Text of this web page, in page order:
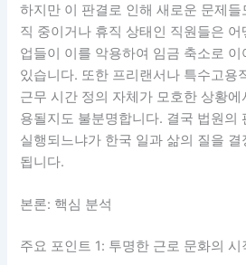
하지만 이 판결로 인해 새로운 문제
직 중이거나 휴직 상태인 직원들은
업들이 이를 악용하여 임금 축소로
있습니다. 또한 프리랜서나 특수고용
근무 시간 정의 자체가 모호한 상황
용될지도 불분명합니다. 결국 법원의
실행되느냐가 한국 일과 삶의 질을
됩니다.
본론: 핵심 분석
주요 포인트 1: 투명한 근로 문화의 시